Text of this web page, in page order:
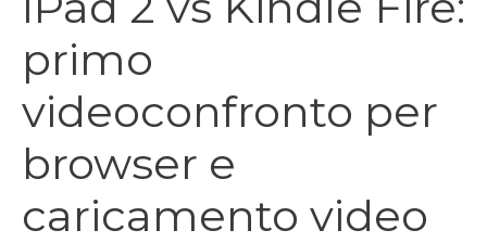
primo
videoconfronto per
browser e
caricamento video